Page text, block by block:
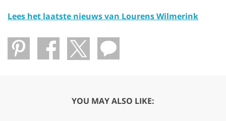
Lees het laatste nieuws van Lourens Wilmerink
YOU MAY ALSO LIKE: